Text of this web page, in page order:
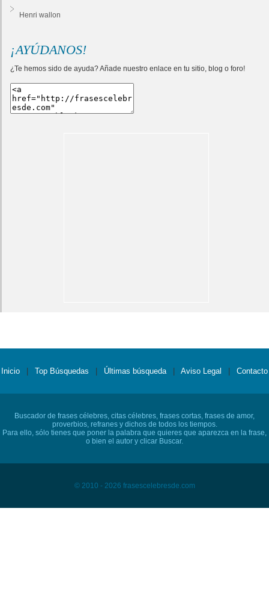
Henri wallon
¡AYÚDANOS!
¿Te hemos sido de ayuda? Añade nuestro enlace en tu sitio, blog o foro!
Inicio Top Búsquedas Últimas búsqueda Aviso Legal Contacto
Buscador de frases célebres, citas célebres, frases cortas, frases de amor,
proverbios, refranes y dichos de todos los tiempos.
Para ello, sólo tienes que poner la palabra que quieres que aparezca en la frase,
o bien el autor y clicar Buscar.
© 2010 - 2026 frasescelebresde.com